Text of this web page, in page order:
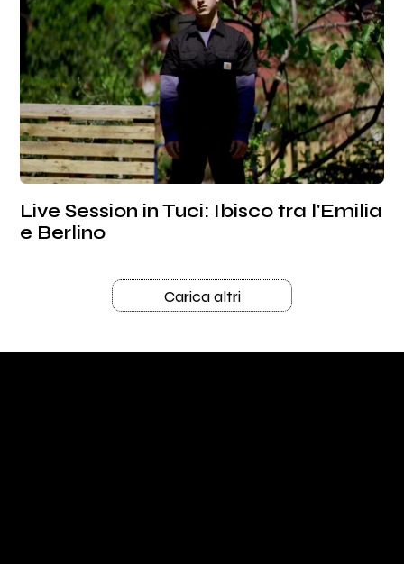
Live Session in Tuci: Ibisco tra l'Emilia
e Berlino
Carica altri